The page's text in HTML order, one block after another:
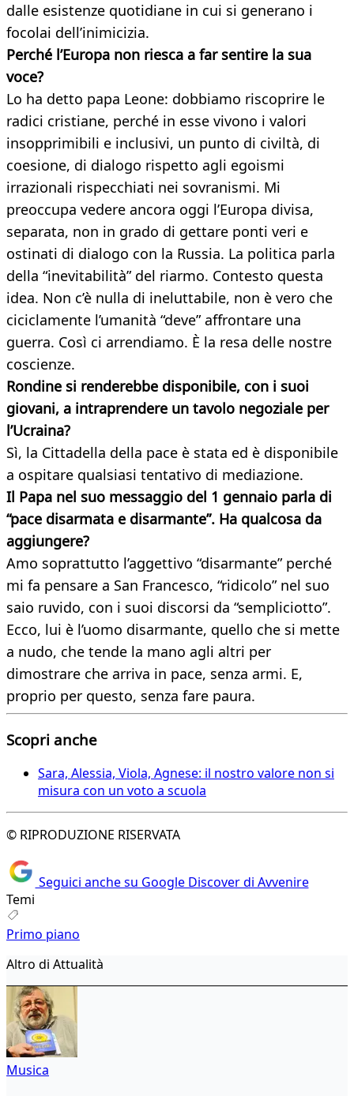
dalle esistenze quotidiane in cui si generano i
focolai dell’inimicizia.
Perché l’Europa non riesca a far sentire la sua
voce?
Lo ha detto papa Leone: dobbiamo riscoprire le
radici cristiane, perché in esse vivono i valori
insopprimibili e inclusivi, un punto di civiltà, di
coesione, di dialogo rispetto agli egoismi
irrazionali rispecchiati nei sovranismi. Mi
preoccupa vedere ancora oggi l’Europa divisa,
separata, non in grado di gettare ponti veri e
ostinati di dialogo con la Russia. La politica parla
della “inevitabilità” del riarmo. Contesto questa
idea. Non c’è nulla di ineluttabile, non è vero che
ciciclamente l’umanità “deve” affrontare una
guerra. Così ci arrendiamo. È la resa delle nostre
coscienze.
Rondine si renderebbe disponibile, con i suoi
giovani, a intraprendere un tavolo negoziale per
l’Ucraina?
Sì, la Cittadella della pace è stata ed è disponibile
a ospitare qualsiasi tentativo di mediazione.
Il Papa nel suo messaggio del 1 gennaio parla di
“pace disarmata e disarmante”. Ha qualcosa da
aggiungere?
Amo soprattutto l’aggettivo “disarmante” perché
mi fa pensare a San Francesco, “ridicolo” nel suo
saio ruvido, con i suoi discorsi da “sempliciotto”.
Ecco, lui è l’uomo disarmante, quello che si mette
a nudo, che tende la mano agli altri per
dimostrare che arriva in pace, senza armi. E,
proprio per questo, senza fare paura.
Scopri anche
Sara, Alessia, Viola, Agnese: il nostro valore non si
misura con un voto a scuola
© RIPRODUZIONE RISERVATA
Seguici anche su Google Discover di Avvenire
Temi
Primo piano
Altro di Attualità
Musica